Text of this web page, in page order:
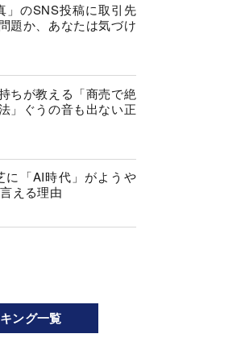
」のSNS投稿に取引先
題か、あなたは気づけ
ちが教える「商売で絶
」ぐうの音も出ない正
に「AI時代」がようや
える理由
ング一覧